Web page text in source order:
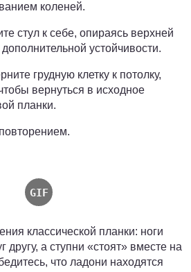
коленей.
стул к себе, опираясь верхней
устойчивости.
грудную клетку к потолку,
вернуться в исходное
планки.
классической планки: ноги
другу, а ступни «стоят» вместе на
что ладони находятся